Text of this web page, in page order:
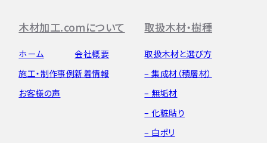
木材加工.comについて
ホーム
施工・制作事例
お客様の声
会社概要
新着情報
取扱木材・樹種
取扱木材と選び方
– 集成材（積層材）
– 無垢材
– 化粧貼り
– 白ポリ